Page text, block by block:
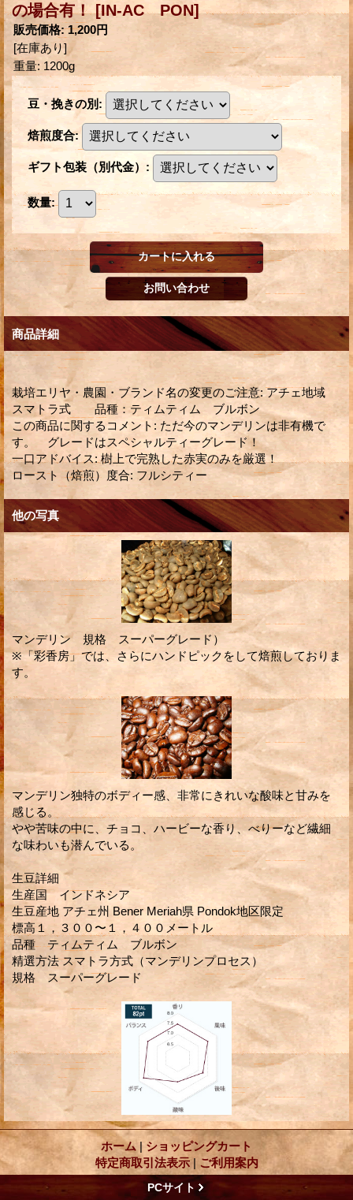
の場合有！[IN-AC PON]
販売価格: 1,200円
[在庫あり]
重量: 1200g
豆・挽きの別 :
焙煎度合:
ギフト包装（別代金） :
数量:
商品詳細
栽培エリヤ・農園・ブランド名の変更のご注意: アチェ地域
スマトラ式 品種：ティムティム ブルボン
この商品に関するコメント : ただ今のマンデリンは非有機で
す。 グレードはスペシャルティーグレード！
一口アドバイス: 樹上で完熟した赤実のみを厳選！
ロースト（焙煎）度合: フルシティー
他の写真
マンデリン 規格 スーパーグレード）
※「彩香房」では、さらにハンドピックをして焙煎しておりま
す。
マンデリン独特のボディー感、非常にきれいな酸味と甘みを
感じる。
やや苦味の中に、チョコ、ハービーな香り、べりーなど繊細
な味わいも潜んでいる。
生豆詳細
生産国 インドネシア
生豆産地 アチェ州 Bener Meriah県 Pondok地区限定
標高１，３００〜１，４００メートル
品種 ティムティム ブルボン
精選方法 スマトラ方式（マンデリンプロセス）
規格 スーパーグレード
ホーム | ショッピングカート
特定商取引法表示 | ご利用案内
PCサイト